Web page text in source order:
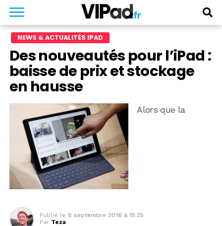
NEWS & ACTUALITÉS IPAD
Des nouveautés pour l’iPad :
baisse de prix et stockage
en hausse
Alors que la
Publié le 8 septembre 2016 à 15:25
Par Teza